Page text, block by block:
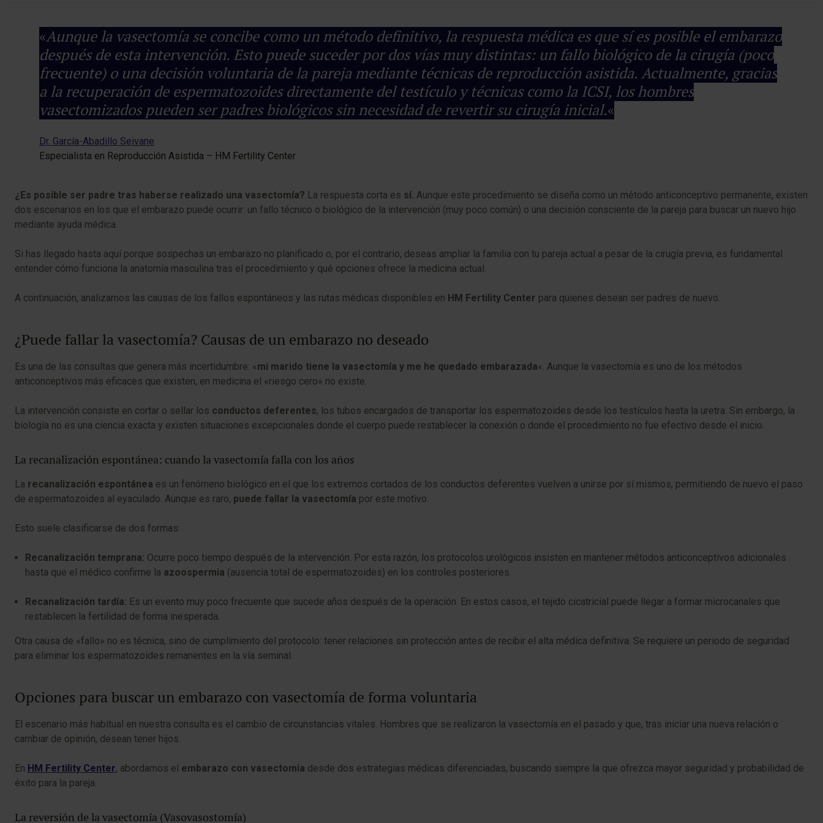
«Aunque la vasectomía se concibe como un método definitivo, la respuesta médica es que sí es posible el embarazo
después de esta intervención. Esto puede suceder por dos vías muy distintas: un fallo biológico de la cirugía (poco
frecuente) o una decisión voluntaria de la pareja mediante técnicas de reproducción asistida. Actualmente, gracias
a la recuperación de espermatozoides directamente del testículo y técnicas como la ICSI, los hombres
vasectomizados pueden ser padres biológicos sin necesidad de revertir su cirugía inicial.«
Dr. García-Abadillo Seivane
Especialista en Reproducción Asistida – HM Fertility Center
¿Es posible ser padre tras haberse realizado una vasectomía? La respuesta corta es sí. Aunque este procedimiento se diseña como un método anticonceptivo permanente, existen
dos escenarios en los que el embarazo puede ocurrir: un fallo técnico o biológico de la intervención (muy poco común) o una decisión consciente de la pareja para buscar un nuevo hijo
mediante ayuda médica.
Si has llegado hasta aquí porque sospechas un embarazo no planificado o, por el contrario, deseas ampliar la familia con tu pareja actual a pesar de la cirugía previa, es fundamental
entender cómo funciona la anatomía masculina tras el procedimiento y qué opciones ofrece la medicina actual.
A continuación, analizamos las causas de los fallos espontáneos y las rutas médicas disponibles en HM Fertility Center para quienes desean ser padres de nuevo.
¿Puede fallar la vasectomía? Causas de un embarazo no deseado
Es una de las consultas que genera más incertidumbre: «mi marido tiene la vasectomía y me he quedado embarazada«. Aunque la vasectomía es uno de los métodos
anticonceptivos más eficaces que existen, en medicina el «riesgo cero» no existe.
La intervención consiste en cortar o sellar los conductos deferentes, los tubos encargados de transportar los espermatozoides desde los testículos hasta la uretra. Sin embargo, la
biología no es una ciencia exacta y existen situaciones excepcionales donde el cuerpo puede restablecer la conexión o donde el procedimiento no fue efectivo desde el inicio.
La recanalización espontánea: cuando la vasectomía falla con los años
La recanalización espontánea es un fenómeno biológico en el que los extremos cortados de los conductos deferentes vuelven a unirse por sí mismos, permitiendo de nuevo el paso
de espermatozoides al eyaculado. Aunque es raro, puede fallar la vasectomía por este motivo.
Esto suele clasificarse de dos formas:
Recanalización temprana: Ocurre poco tiempo después de la intervención. Por esta razón, los protocolos urológicos insisten en mantener métodos anticonceptivos adicionales
hasta que el médico confirme la azoospermia (ausencia total de espermatozoides) en los controles posteriores.
Recanalización tardía: Es un evento muy poco frecuente que sucede años después de la operación. En estos casos, el tejido cicatricial puede llegar a formar microcanales que
restablecen la fertilidad de forma inesperada.
Otra causa de «fallo» no es técnica, sino de cumplimiento del protocolo: tener relaciones sin protección antes de recibir el alta médica definitiva. Se requiere un periodo de seguridad
para eliminar los espermatozoides remanentes en la vía seminal.
Opciones para buscar un embarazo con vasectomía de forma voluntaria
El escenario más habitual en nuestra consulta es el cambio de circunstancias vitales. Hombres que se realizaron la vasectomía en el pasado y que, tras iniciar una nueva relación o
cambiar de opinión, desean tener hijos.
En HM Fertility Center, abordamos el embarazo con vasectomia desde dos estrategias médicas diferenciadas, buscando siempre la que ofrezca mayor seguridad y probabilidad de
éxito para la pareja.
La reversión de la vasectomía (Vasovasostomía)